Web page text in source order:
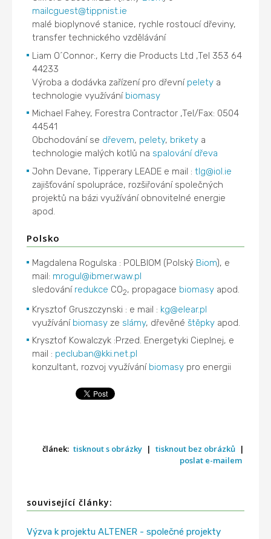
mailcguest@tippnist.ie
malé bioplynové stanice, rychle rostoucí dřeviny,
transfer technického vzdělávání
Liam O´Connor:, Kerry die Products Ltd ,Tel 353 64
44233
Výroba a dodávka zařízení pro dřevní pelety a
technologie využívání biomasy
Michael Fahey, Forestra Contractor ,Tel/Fax: 0504
44541
Obchodování se dřevem, pelety, brikety a
technologie malých kotlů na spalování dřeva
John Devane, Tipperary LEADE e mail :tlg@iol.ie
zajišťování spolupráce, rozšiřování společných
projektů na bázi využívání obnovitelné energie
apod.
Polsko
Magdalena Rogulska : POLBIOM (Polský Biom), e
mail: mrogul@ibmer.waw.pl
sledování redukce CO2, propagace biomasy apod.
Krysztof Gruszczynski : e mail : kg@elear.pl
využívání biomasy ze slámy, dřevěnéštěpky apod.
Krysztof Kowalczyk :Przed. Energetyki Cieplnej, e
mail : pecluban@kki.net.pl
konzultant, rozvoj využívání biomasy pro energii
článek: tisknout s obrázky | tisknout bez obrázků |
poslat e-mailem
související články:
Výzva k projektu ALTENER - společné projekty